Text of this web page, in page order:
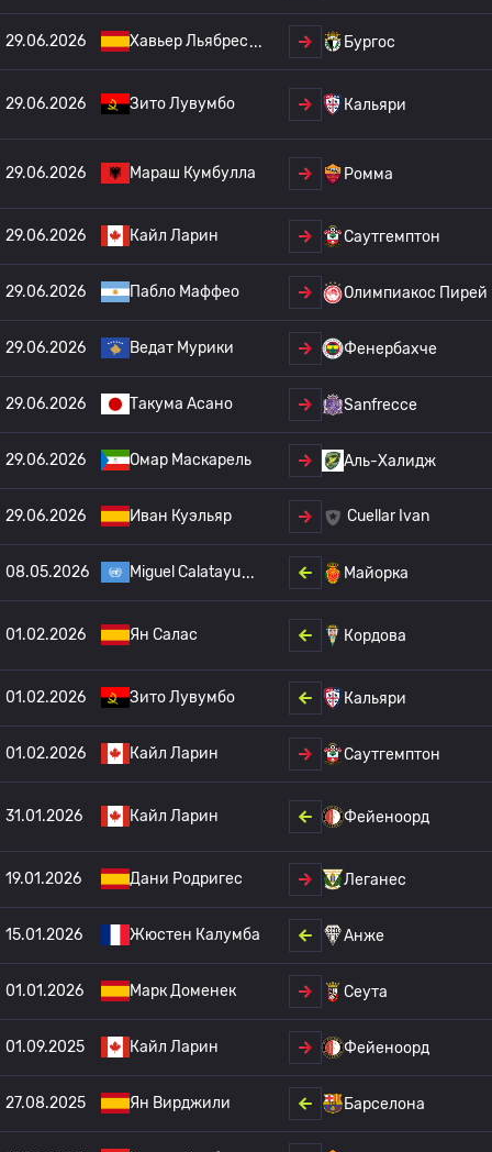
29.06.2026 Хавьер Льябрес Бургос
29.06.2026 Зито Лувумбо Кальяри
29.06.2026 Мараш Кумбулла Ромма
29.06.2026 Кайл Ларин Саутгемптон
29.06.2026 Пабло Маффео Олимпиакос Пирей
29.06.2026 Ведат Мурики Фенербахче
29.06.2026 Такума Асано Sanfrecce
29.06.2026 Омар Маскарель Аль-Халидж
29.06.2026 Иван Куэльяр Cuellar Ivan
08.05.2026 Miguel Calatayu Майорка
01.02.2026 Ян Салас Кордова
01.02.2026 Зито Лувумбо Кальяри
01.02.2026 Кайл Ларин Саутгемптон
31.01.2026 Кайл Ларин Фейеноорд
19.01.2026 Дани Родригес Леганес
15.01.2026 Жюстен Калумба Анже
01.01.2026 Марк Доменек Сеута
01.09.2025 Кайл Ларин Фейеноорд
27.08.2025 Ян Вирджили Барселона